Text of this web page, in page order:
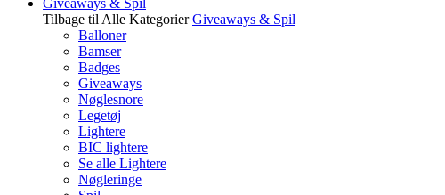
Giveaways & Spil
Tilbage til Alle Kategorier Giveaways & Spil
Balloner
Bamser
Badges
Giveaways
Nøglesnore
Legetøj
Lightere
BIC lightere
Se alle Lightere
Nøgleringe